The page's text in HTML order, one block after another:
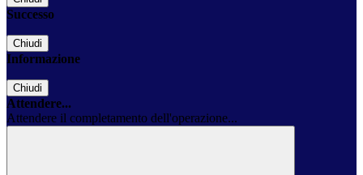
Successo
Chiudi
Informazione
Chiudi
Attendere...
Attendere il completamento dell'operazione...